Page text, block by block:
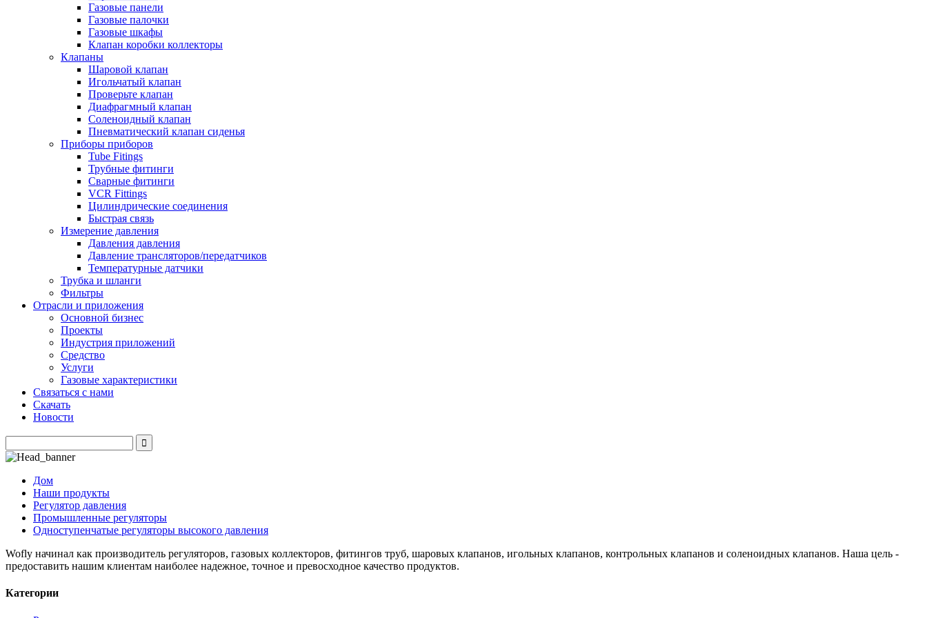
Газовые панели
Газовые палочки
Газовые шкафы
Клапан коробки коллекторы
Клапаны
Шаровой клапан
Игольчатый клапан
Проверьте клапан
Диафрагмный клапан
Соленоидный клапан
Пневматический клапан сиденья
Приборы приборов
Tube Fitings
Трубные фитинги
Сварные фитинги
VCR Fittings
Цилиндрические соединения
Быстрая связь
Измерение давления
Давления давления
Давление трансляторов/передатчиков
Температурные датчики
Трубка и шланги
Фильтры
Отрасли и приложения
Основной бизнес
Проекты
Индустрия приложений
Средство
Услуги
Газовые характеристики
Связаться с нами
Скачать
Новости
Дом
Наши продукты
Регулятор давления
Промышленные регуляторы
Одноступенчатые регуляторы высокого давления
Wofly начинал как производитель регуляторов, газовых коллекторов, фитингов труб, шаровых клапанов, игольных клапанов, контрольных клапанов и соленоидных клапанов. Наша цель -
предоставить нашим клиентам наиболее надежное, точное и превосходное качество продуктов.
Категории